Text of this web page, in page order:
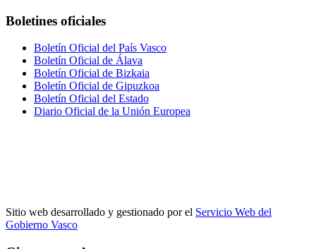
Boletines oficiales
Boletín Oficial del País Vasco
Boletín Oficial de Álava
Boletín Oficial de Bizkaia
Boletín Oficial de Gipuzkoa
Boletín Oficial del Estado
Diario Oficial de la Unión Europea
Sitio web desarrollado y gestionado por el Servicio Web del
Gobierno Vasco